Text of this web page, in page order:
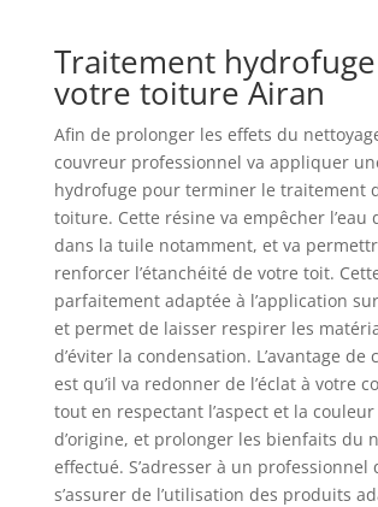
Traitement
votre toiture Airan
Afin de prolonger les effets du
couvreur professionnel va appliquer
hydrofuge pour terminer le traitement
toiture. Cette résine va empêcher l’eau
dans la tuile notamment, et va
renforcer l’étanchéité de votre toit.
parfaitement adaptée à l’application
et permet de laisser respirer les
d’éviter la condensation. L’avantage
est qu’il va redonner de l’éclat à votre
tout en respectant l’aspect et la
d’origine, et prolonger les bienfaits du
effectué. S’adresser à un professionnel
s’assurer de l’utilisation des produits